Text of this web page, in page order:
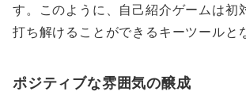
す。このように、自己紹介ゲームは初
打ち解けることができるキーツールと
ポジティブな雰囲気の醸成